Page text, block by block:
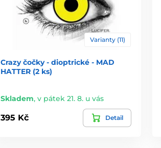
Varianty (11)
Crazy čočky - dioptrické - MAD
HATTER (2 ks)
Skladem, v pátek 21. 8. u vás
395 Kč Detail